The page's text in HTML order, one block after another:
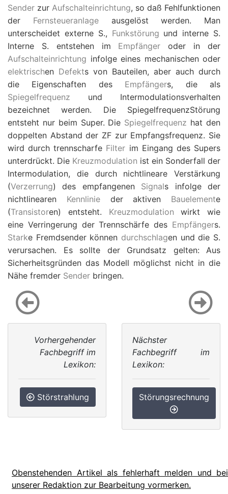
Sender zur Aufschalteinrichtung, so daß Fehlfunktionen
der Fernsteueranlageausgelöst werden. Man
unterscheidet externe S., Funkstörung und interne S.
Interne S. entstehen im Empfänger oder in der
Aufschalteinrichtung infolge eines mechanischen oder
elektrischen Defekts von Bauteilen, aber auch durch
die Eigenschaften des Empfängers, die als
Spiegelfrequenz und Intermodulationsverhalten
bezeichnet werden. Die SpiegelfrequenzStörung
entsteht nur beim Super. Die Spiegelfrequenz hat den
doppelten Abstand der ZF zur Empfangsfrequenz. Sie
wird durch trennscharfe Filter im Eingang des Supers
unterdrückt. Die Kreuzmodulation ist ein Sonderfall der
Intermodulation, die durch nichtlineare Verstärkung
(Verzerrung) des empfangenen Signals infolge der
nichtlinearen Kennlinieder aktiven Bauelemente
(Transistoren) entsteht. Kreuzmodulation wirkt wie
eine Verringerung der Trennschärfe des Empfängers.
Starke Fremdsender können durchschlagen und die S.
verursachen. Es sollte der Grundsatz gelten: Aus
Sicherheitsgründen das Modell möglichst nicht in die
Nähe fremder Sender bringen.
Vorhergehender
Fachbegriff im
Lexikon:
Störstrahlung
Nächster
Fachbegriff im
Lexikon:
Störungsrechnung
Obenstehenden Artikel als fehlerhaft melden und bei
unserer Redaktion zur Bearbeitung vormerken.